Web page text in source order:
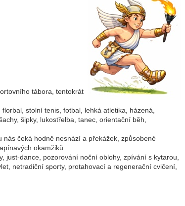
tábora, tentokrát
stolní tenis, fotbal, lehká atletika, házená,
šipky, lukostřelba, tanec, orientační běh,
čeká hodně nesnází a překážek, způsobené
okamžiků
just-dance, pozorování noční oblohy, zpívání s kytarou,
netradiční sporty, protahovací a regenerační cvičení,